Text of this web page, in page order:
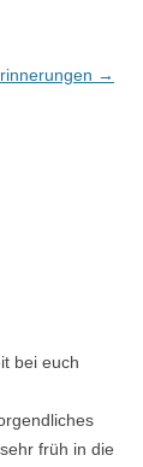
→
bei euch
früh in die